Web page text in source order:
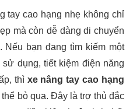
tay cao hạng nhẹ không chỉ
mà còn dễ dàng di chuyển
Nếu bạn đang tìm kiếm một
dụng, tiết kiệm điện năng
thì xe nâng tay cao hạng
bỏ qua. Đây là trợ thủ đắc